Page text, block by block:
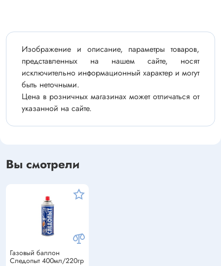
Изображение и описание, параметры товаров,
представленных на нашем сайте, носят
исключительно информационный характер и могут
быть неточными.
Цена в розничных магазинах может отличаться от
указанной на сайте.
Вы смотрели
Газовый баллон
Следопыт 400мл/220гр